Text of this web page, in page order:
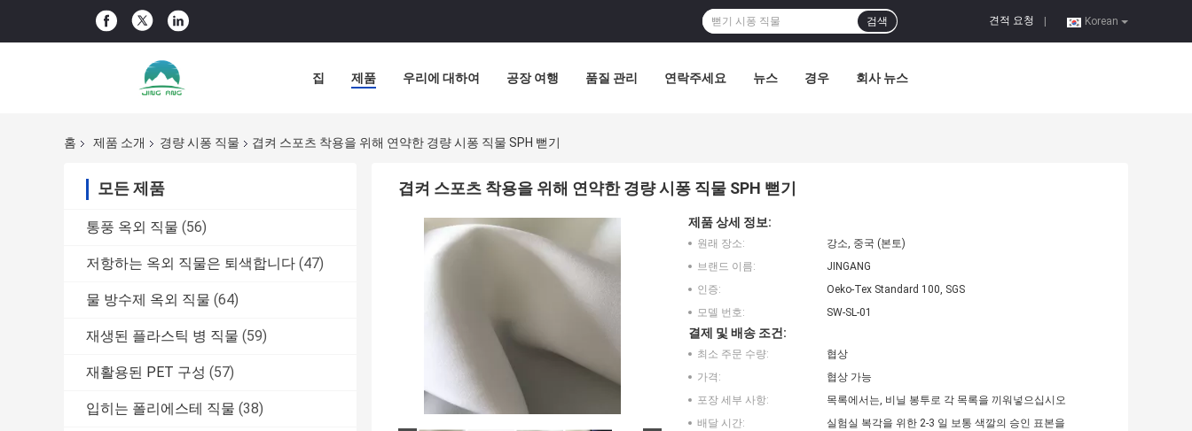
Korean
견적 요청
검색
집 제품 우리에 대하여 공장 여행 품질 관리 연락주세요 뉴스 경우 회사 뉴스
홈 제품 소개 경량 시퐁 직물 겹켜 스포츠 착용을 위해 연약한 경량 시퐁 직물 SPH 뻗기
모든 제품
통풍 옥외 직물 (56)
저항하는 옥외 직물은 퇴색합니다 (47)
물 방수제 옥외 직물 (64)
재생된 플라스틱 병 직물 (59)
재활용된 PET 구성 (57)
입히는 폴리에스테 직물 (38)
겹켜 스포츠 착용을 위해 연약한 경량 시퐁 직물 SPH 뻗기
제품 상세 정보:
원래 장소:
강소, 중국 (본토)
브랜드 이름:
JINGANG
인증:
Oeko-Tex Standard 100, SGS
모델 번호:
SW-SL-01
결제 및 배송 조건:
최소 주문 수량:
협상
가격:
협상 가능
포장 세부 사항:
목록에서는, 비닐 봉투로 각 목록을 끼워넣으십시오
배달 시간:
실험실 복각을 위한 2-3 일 보통 색깔의 승인 표본을